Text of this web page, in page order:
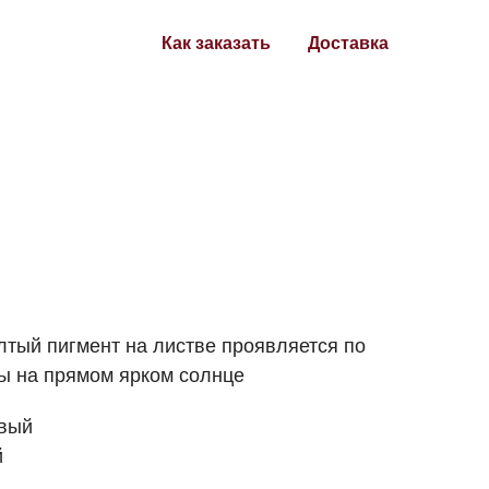
Как заказать Доставка
пигмент на листве проявляется по
на прямом ярком солнце